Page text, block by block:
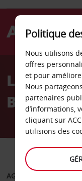
AvisLocation
Beach
VOITURE
AGENCE DE DÉPART
Politique
Nous utilisons
offres
et pour
Nous
partenaires
d’informations,
cliquant sur
utilisions des